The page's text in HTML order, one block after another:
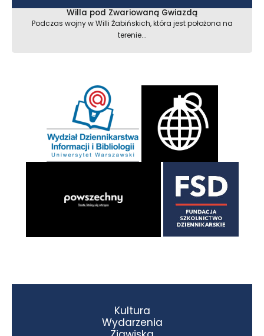
Willa pod Zwariowaną Gwiazdą
Podczas wojny w Willi Żabińskich, która jest położona na
terenie...
Kultura
Wydarzenia